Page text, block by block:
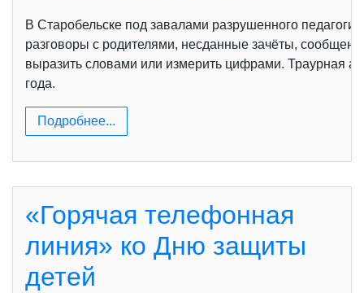
В Старобельске под завалами разрушенного
разговоры с родителями, несданные зачёты,
выразить словами или измерить цифрами. Траурная
года.
Подробнее...
«Горячая телефонная
линия» ко Дню защиты
детей